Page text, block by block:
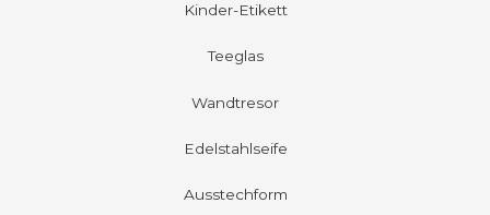
Kinder-Etikett
Teeglas
Wandtresor
Edelstahlseife
Ausstechform